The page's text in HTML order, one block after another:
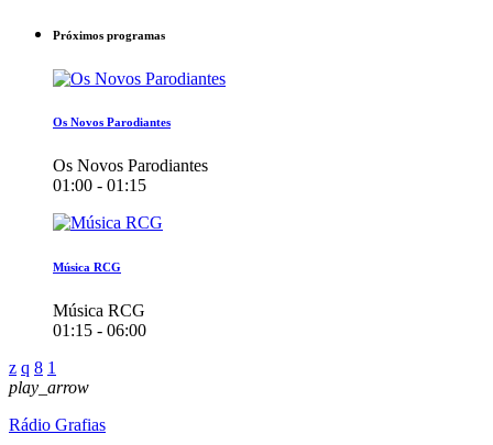
Próximos programas
Os Novos Parodiantes
Os Novos Parodiantes
01:00 - 01:15
Música RCG
Música RCG
01:15 - 06:00
play_arrow
Rádio Grafias